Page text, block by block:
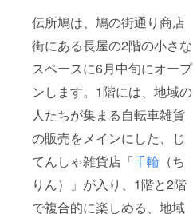
伝所鳩は、鳩の街通り商店
街にある長屋の2階の小さな
スペースに6月中旬にオープ
ンします。1階には、地域の
人たちが集まる自転車雑貨
の販売をメインにした、じ
てんしゃ雑貨店「千輪 （ち
りん）」が入り、1階と2階
で複合的に楽しめる、地域